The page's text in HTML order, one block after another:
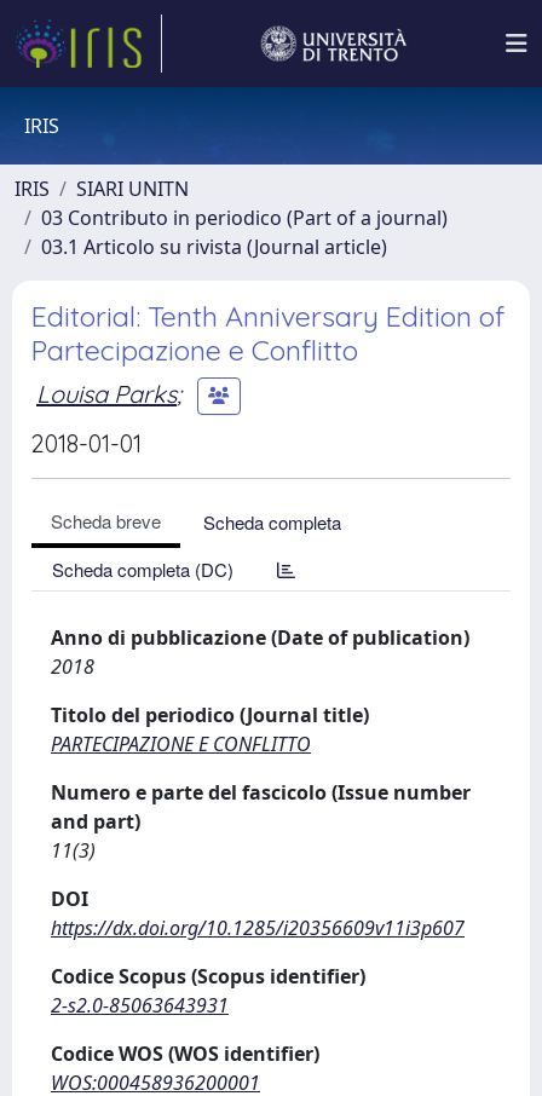
IRIS
IRIS
SIARI UNITN
03 Contributo in periodico (Part of a journal)
03.1 Articolo su rivista (Journal article)
Editorial: Tenth Anniversary Edition of
Partecipazione e Conflitto
Louisa Parks;
2018-01-01
Scheda breve
Scheda completa
Scheda completa (DC)
Anno di pubblicazione (Date of publication)
2018
Titolo del periodico (Journal title)
PARTECIPAZIONE E CONFLITTO
Numero e parte del fascicolo (Issue number
and part)
11(3)
DOI
https://dx.doi.org/10.1285/i20356609v11i3p607
Codice Scopus (Scopus identifier)
2-s2.0-85063643931
Codice WOS (WOS identifier)
WOS:000458936200001